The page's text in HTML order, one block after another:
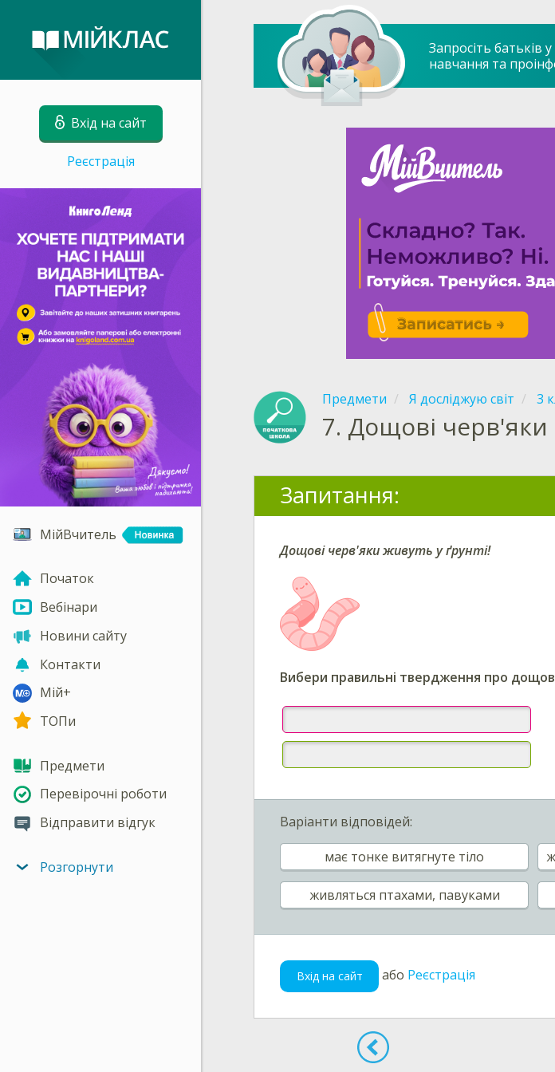
Вхід на сайт
Реєстрація
МійВчитель
Початок
Вебінари
Новини сайту
Контакти
Мій+
ТОПи
Предмети
Перевірочні роботи
Відправити відгук
Розгорнути
Запросіть батьків
навчання та
Предмети Я досліджую світ 3
7. Дощові черв'яки
Запитання:
Дощові черв'яки живуть у ґрунті!
Вибери правильні твердження про
Варіанти відповідей:
має тонке витягнуте тіло
живляться птахами, павуками
Вхід на сайт або Реєстрація